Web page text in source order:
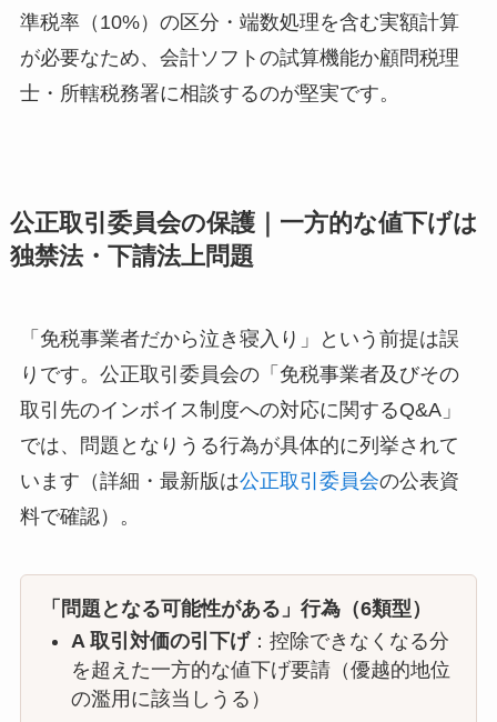
準税率（10%）の区分・端数処理を含む実額計算
が必要なため、会計ソフトの試算機能か顧問税理
士・所轄税務署に相談するのが堅実です。
公正取引委員会の保護｜一方的な値下げは
独禁法・下請法上問題
「免税事業者だから泣き寝入り」という前提は誤
りです。公正取引委員会の「免税事業者及びその
取引先のインボイス制度への対応に関するQ&A」
では、問題となりうる行為が具体的に列挙されて
います（詳細・最新版は公正取引委員会の公表資
料で確認）。
「問題となる可能性がある」行為（6類型）
A 取引対価の引下げ：控除できなくなる分
を超えた一方的な値下げ要請（優越的地位
の濫用に該当しうる）